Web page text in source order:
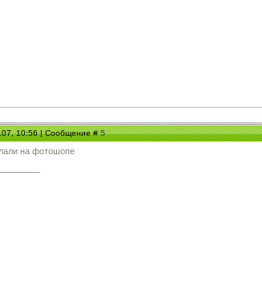
10:56 | Сообщение #5
на фотошопе